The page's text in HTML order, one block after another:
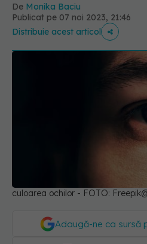
De Monika Baciu
Publicat pe 07 noi 2023, 21:46
Distribuie acest articol
culoarea ochilor - FOTO:
Adaugă-ne ca sursă